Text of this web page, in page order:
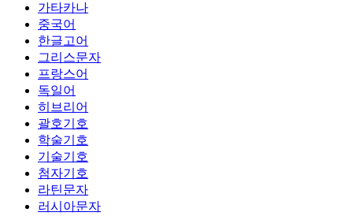
가타카나
중국어
한글고어
그리스문자
프랑스어
독일어
히브리어
괄호기호
학술기호
기술기호
첨자기호
라틴문자
러시아문자